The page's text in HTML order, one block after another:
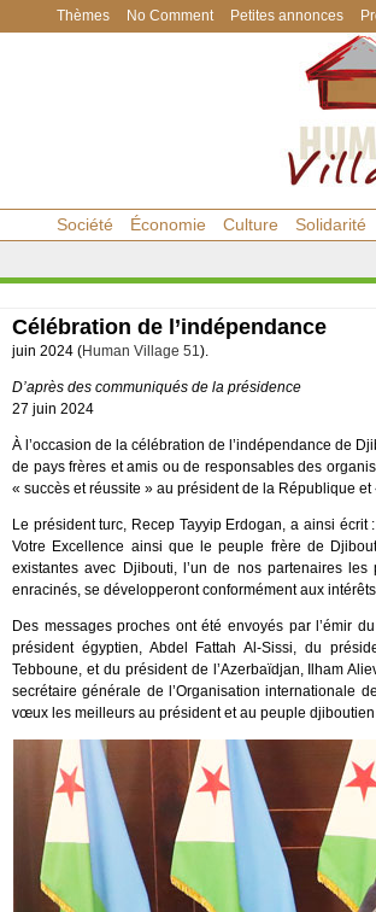
Thèmes No Comment Petites annonces
Société Économie Culture Solidarité
Célébration de l’indépendance
juin 2024 (Human Village 51).
D’après des communiqués de la présidence
27 juin 2024
À l’occasion de la célébration de l’indépendance de
de pays frères et amis ou de responsables des
« succès et réussite » au président de la République
Le président turc, Recep Tayyip Erdogan, a ainsi
Votre Excellence ainsi que le peuple frère de
existantes avec Djibouti, l’un de nos partenaires
enracinés, se développeront conformément aux
Des messages proches ont été envoyés par l’émir
président égyptien, Abdel Fattah Al-Sissi, du
Tebboune, et du président de l’Azerbaïdjan, Ilham
secrétaire générale de l’Organisation internationale
vœux les meilleurs au président et au peuple